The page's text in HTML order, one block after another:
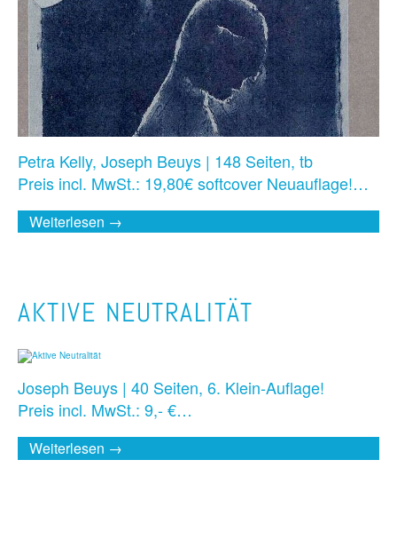
Petra Kelly, Joseph Beuys | 148 Seiten, tb
Preis incl. MwSt.: 19,80€ softcover Neuauflage!…
Weiterlesen →
AKTIVE NEUTRALITÄT
Joseph Beuys | 40 Seiten, 6. Klein-Auflage!
Preis incl. MwSt.: 9,- €…
Weiterlesen →